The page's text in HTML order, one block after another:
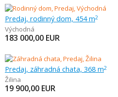
Predaj, rodinný dom, 454 m2
Východná
183 000,00 EUR
Predaj, záhradná chata, 368 m2
Žilina
19 900,00 EUR